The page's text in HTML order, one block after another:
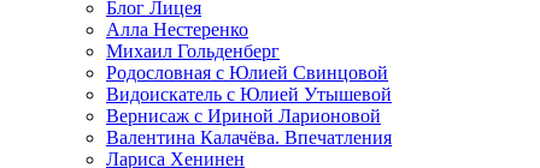
Блог Лицея
Алла Нестеренко
Михаил Гольденберг
Родословная с Юлией Свинцовой
Видоискатель с Юлией Утышевой
Вернисаж с Ириной Ларионовой
Валентина Калачёва. Впечатления
Лариса Хенинен